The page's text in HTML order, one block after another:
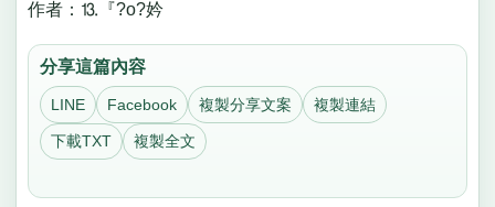
作者：⒔『?o?妗
分享這篇內容
LINE Facebook 複製分享文案 複製連結
下載TXT 複製全文